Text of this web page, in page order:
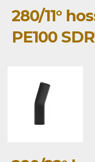
280/11°
PE100